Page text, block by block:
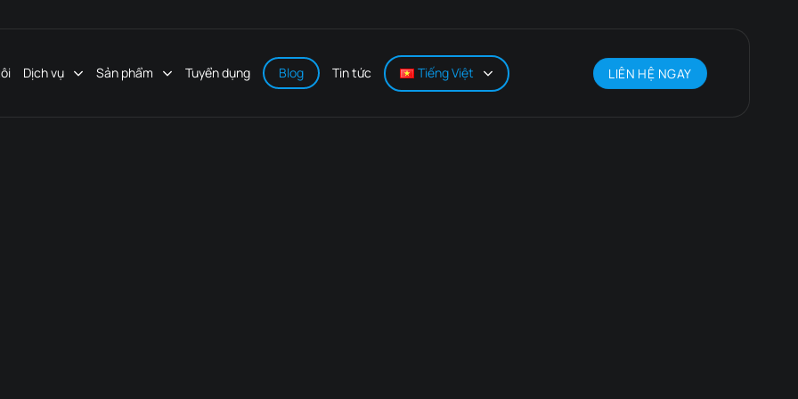
Dịch vụ Sản phẩm Tuyển dụng Blog Tin tức Tiếng Việt LIÊN HỆ NGAY